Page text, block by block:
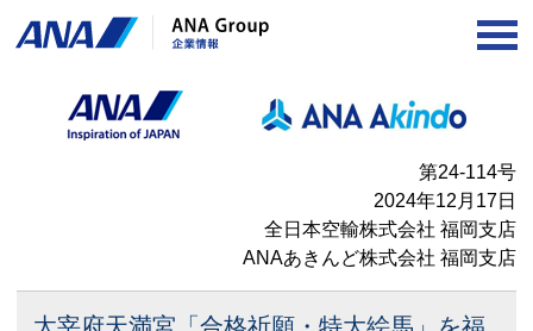
第24-114号
2024年12月17日
全日本空輸株式会社 福岡支店
ANAあきんど株式会社 福岡支店